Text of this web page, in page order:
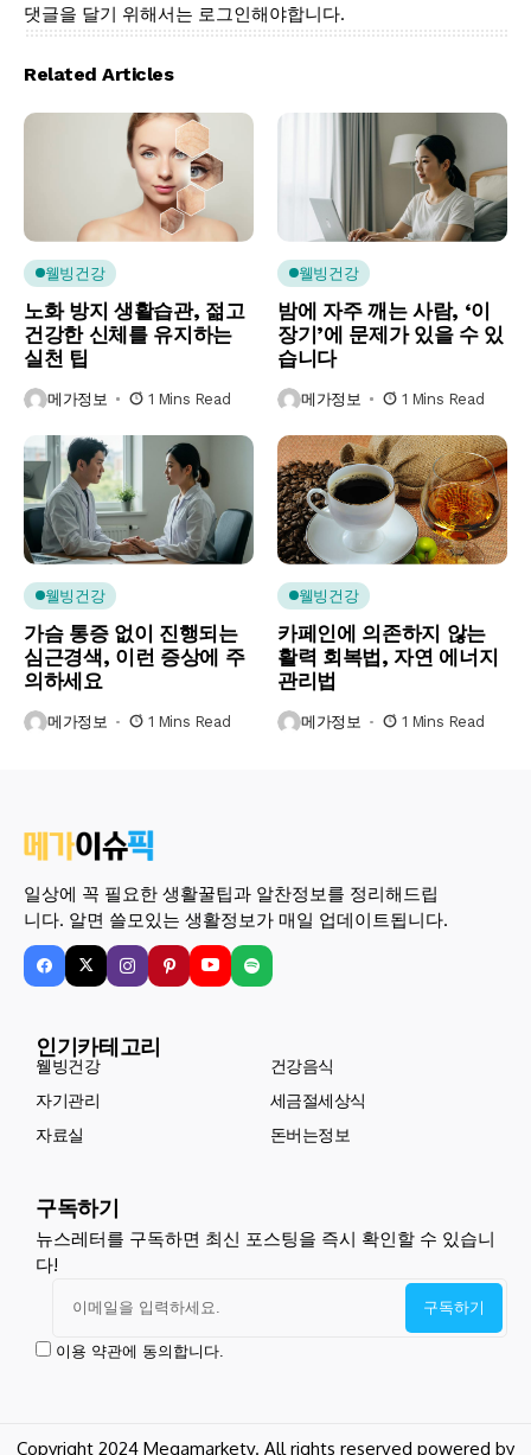
댓글을 달기 위해서는 로그인해야합니다.
Related Articles
웰빙건강
노화 방지 생활습관, 젊고
건강한 신체를 유지하는
실천 팁
메가정보 1 Mins Read
웰빙건강
밤에 자주 깨는 사람, ‘이
장기’에 문제가 있을 수 있
습니다
메가정보 1 Mins Read
웰빙건강
가슴 통증 없이 진행되는
심근경색, 이런 증상에 주
의하세요
메가정보 1 Mins Read
웰빙건강
카페인에 의존하지 않는
활력 회복법, 자연 에너지
관리법
메가정보 1 Mins Read
일상에 꼭 필요한 생활꿀팁과 알찬정보를 정리해드립
니다. 알면 쓸모있는 생활정보가 매일 업데이트됩니다.
인기카테고리
웰빙건강
건강음식
자기관리
세금절세상식
자료실
돈버는정보
구독하기
뉴스레터를 구독하면 최신 포스팅을 즉시 확인할 수 있습니
다!
이용 약관에 동의합니다.
Copyright 2024 Megamarketv. All rights reserved powered by